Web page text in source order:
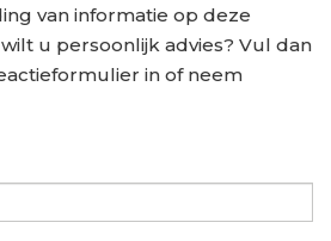
van informatie op deze
u persoonlijk advies? Vul dan
in of neem